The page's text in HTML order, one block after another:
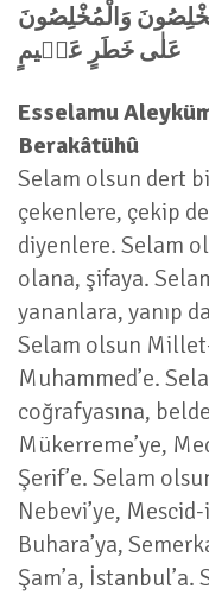
وَالْمُخْلِصُونَ
Esselamu
Berakâtühû
Selam olsun dert
çekenlere, çekip
diyenlere. Selam
olana, şifaya.
yananlara, yanıp
Selam olsun
Muhammed’e.
coğrafyasına,
Mükerreme’ye,
Şerif’e. Selam
Nebevi’ye,
Buhara’ya,
Şam’a,